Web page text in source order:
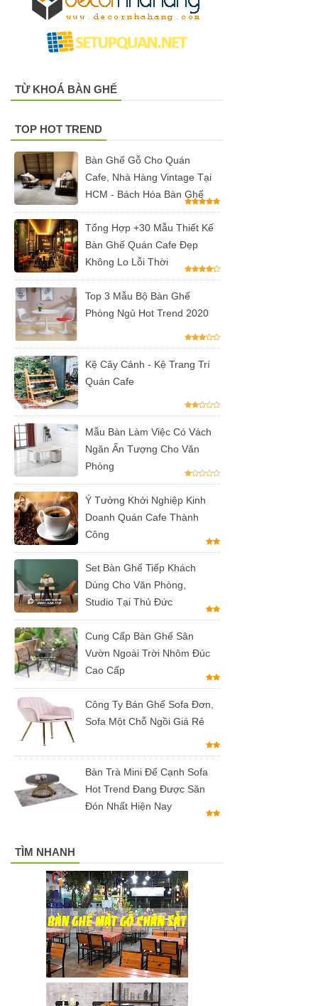
cafe gỗ cao
su chân sắt
Bộ bàn ghế
trà sữa nhà
hàng gỗ
cao su
chân sắt
ghế gỗ ash
247
Bàn ghế sắt
cho quán
cafe, quán
ăn sân
vườn, ban
công, sân
thượng
Set bàn ghế
tiếp khách
văn phòng
ghế bọc vải
màu xám
Bộ bàn ghế
tiếp khách
spa, nail,
studio, văn
phòng, căn
hộ màu
hồng
Ghế
streamer
Tổng hợp
các mẫu
chân bàn
cafe, chân
bàn decor,
chân bàn
TỪ KHOÁ BÀN GHẾ
TOP HOT TREND
Bàn Ghế Gỗ Cho Quán
Cafe, Nhà Hàng Vintage Tại
HCM - Bách Hóa Bàn Ghế
Tổng Hợp +30 Mẫu Thiết Kế
Bàn Ghế Quán Cafe Đẹp
Không Lo Lỗi Thời
Top 3 Mẫu Bộ Bàn Ghế
Phòng Ngủ Hot Trend 2020
Kệ Cây Cảnh - Kệ Trang Trí
Quán Cafe
Mẫu Bàn Làm Việc Có Vách
Ngăn Ấn Tượng Cho Văn
Phòng
Ý Tưởng Khởi Nghiệp Kinh
Doanh Quán Cafe Thành
Công
Set Bàn Ghế Tiếp Khách
Dùng Cho Văn Phòng,
Studio Tại Thủ Đức
Cung Cấp Bàn Ghế Sân
Vườn Ngoài Trời Nhôm Đúc
Cao Cấp
Công Ty Bán Ghế Sofa Đơn,
Sofa Một Chỗ Ngồi Giá Rẻ
Bàn Trà Mini Để Cạnh Sofa
Hot Trend Đang Được Săn
Đón Nhất Hiện Nay
TÌM NHANH